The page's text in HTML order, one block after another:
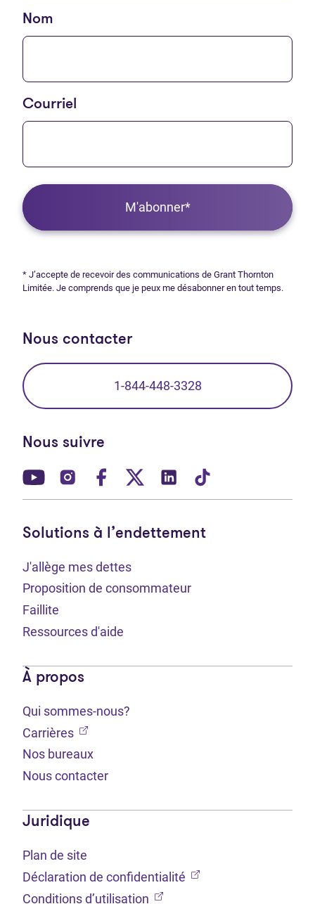
Nom
Courriel
M'abonner*
* J’accepte de recevoir des communications de Grant Thornton
Limitée. Je comprends que je peux me désabonner en tout temps.
Nous contacter
1-844-448-3328
Nous suivre
(Ouvre dans un nouvel onglet)
(Ouvre dans un nouvel onglet)
(Ouvre dans un nouvel onglet)
(Ouvre dans un nouvel
(Ouvre dans un
Solutions à l’endettement
J'allège mes dettes
Proposition de consommateur
Faillite
Ressources d'aide
À propos
Qui sommes-nous?
Carrières (Ouvre dans un nouvel onglet)
Nos bureaux
Nous contacter
Juridique
Plan de site
Déclaration de confidentialité (Ouvre dans un
Conditions d’utilisation (Ouvre dans un nouvel